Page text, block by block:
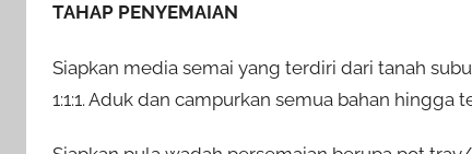
TAHAP PENYEMAIAN
Siapkan media semai yang terdiri dari tanah
1:1:1. Aduk dan campurkan semua bahan hingga